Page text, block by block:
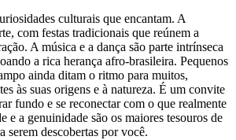
culturais que encantam. A
com festas tradicionais que reúnem a
A música e a dança são parte intrínseca
a rica herança afro-brasileira. Pequenos
ainda ditam o ritmo para muitos,
às suas origens e à natureza. É um convite
fundo e se reconectar com o que realmente
e a genuinidade são os maiores tesouros de
serem descobertas por você.